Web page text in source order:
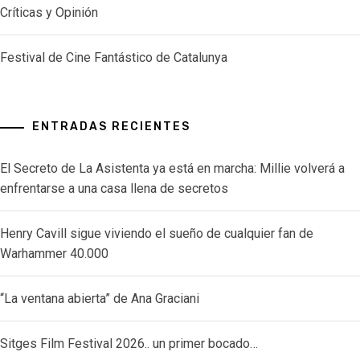
Críticas y Opinión
Festival de Cine Fantástico de Catalunya
ENTRADAS RECIENTES
El Secreto de La Asistenta ya está en marcha: Millie volverá a
enfrentarse a una casa llena de secretos
Henry Cavill sigue viviendo el sueño de cualquier fan de
Warhammer 40.000
“La ventana abierta” de Ana Graciani
Sitges Film Festival 2026.. un primer bocado…